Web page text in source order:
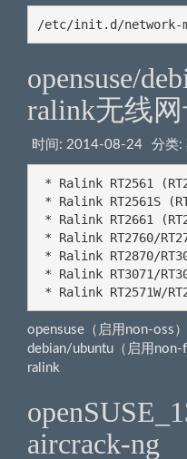
/etc/init.d/network-
opensuse/
ralink无线
时间: 2014-08-24 分类:
* Ralink RT2561
* Ralink RT2561S
* Ralink RT2661
* Ralink RT2760/
* Ralink RT2870/
* Ralink RT3071/
* Ralink RT2571W/
opensuse（启用non-oss
debian/ubuntu（启用
ralink
aircrack-ng